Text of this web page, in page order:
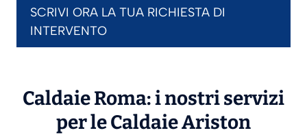
SCRIVI ORA LA TUA RICHIESTA DI
INTERVENTO
Caldaie Roma: i nostri servizi
per le CaldaieAriston